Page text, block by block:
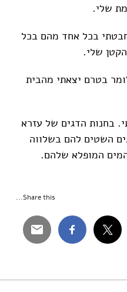
שלי.
בכל אחד מהם בכל
שלי.
בטרם יצאתי מהבית
בחנות הדגים של עזרא
השטים להם בשלווה
המופלא שלהם.
Share this...